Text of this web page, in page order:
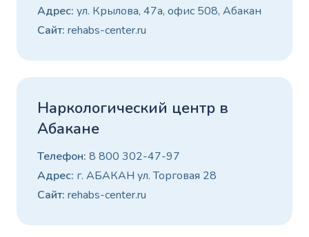
Адрес: ул. Крылова, 47а, офис 508, Абакан
Сайт: rehabs-center.ru
Наркологический центр в
Абакане
Телефон: 8 800 302-47-97
Адрес: г. АБАКАН ул. Торговая 28
Сайт: rehabs-center.ru